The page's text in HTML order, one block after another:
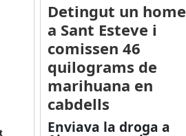
Detingut un home
a Sant Esteve i
comissen 46
quilograms de
marihuana en
cabdells
Enviava la droga a